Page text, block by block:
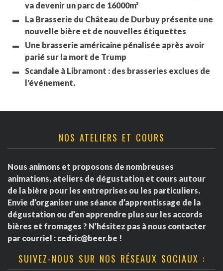
va devenir un parc de 16000m²
La Brasserie du Château de Durbuy présente une
nouvelle bière et de nouvelles étiquettes
Une brasserie américaine pénalisée après avoir
parié sur la mort de Trump
Scandale à Libramont : des brasseries exclues de
l'événement.
NOS ATELIERS ET COURS
Nous animons et proposons de nombreuses
animations, ateliers de dégustation et cours autour
de la bière pour les entreprises ou les particuliers.
Envie d’organiser une séance d’apprentissage de la
dégustation ou d’en apprendre plus sur les accords
bières et fromages ? N’hésitez pas à nous contacter
par courriel : cedric@beer.be !
SUIVEZ-NOUS SUR NOS RÉSEAUX SOCIAUX :